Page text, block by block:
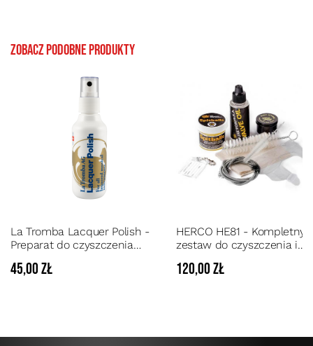
Zobacz podobne produkty
La Tromba Lacquer Polish -
Preparat do czyszczenia
lakierowanych
45,00 zł
HERCO HE81 - Kompletny
zestaw do czyszczenia i
120,00 zł